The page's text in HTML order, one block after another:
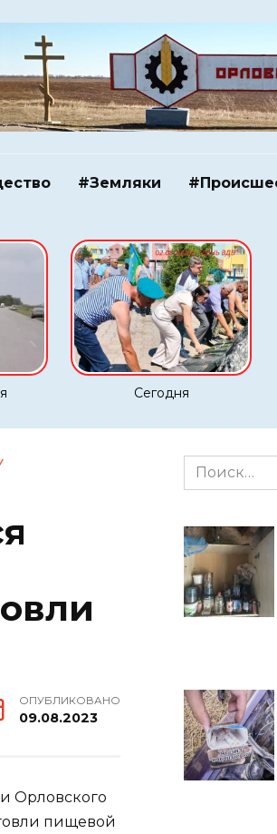
#Земляки
Сегодня
ОПУБЛИКОВАНО
09.08.2023
Орловского
пищевой
Search
for: